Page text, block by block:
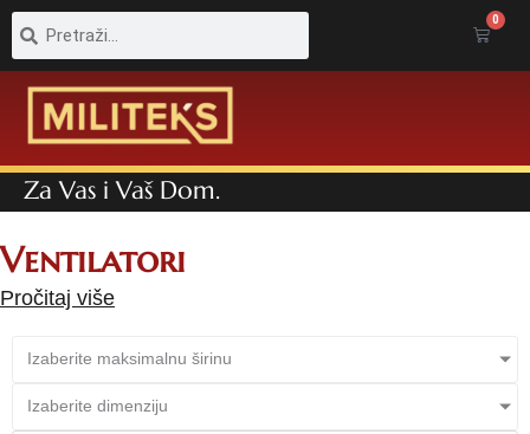
Pretraga 0
Cart
Za Vas i Vaš Dom.
Ventilatori
Pročitaj više
Izaberite maksimalnu širinu
Izaberite dimenziju